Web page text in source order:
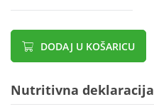
DODAJ U KOŠARICU
Nutritivna deklaracija